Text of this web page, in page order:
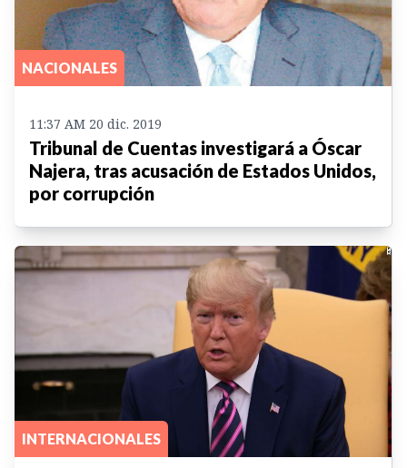
NACIONALES
11:37 AM 20 dic. 2019
Tribunal de Cuentas investigará a Óscar
Najera, tras acusación de Estados Unidos,
por corrupción
INTERNACIONALES